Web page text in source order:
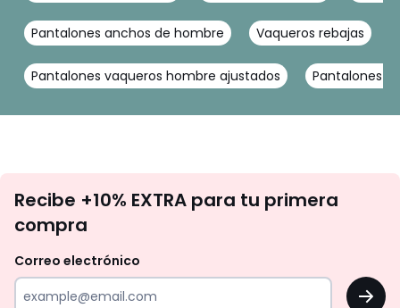
Pantalones anchos de hombre Vaqueros rebajas
Pantalones vaqueros hombre ajustados Pantalones
te
tu
Recibe +10% EXTRA para tu primera
compra
Correo electrónico
OK